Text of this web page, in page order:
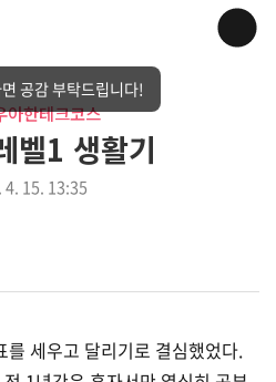
아한테크코스
벨1 생활기
4. 15. 13:35
세우고 달리기로 결심했었다.
공감 부탁드립니다!